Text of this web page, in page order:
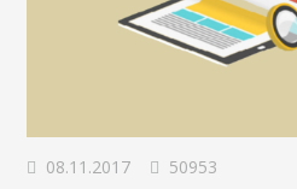
08.11.2017 50953